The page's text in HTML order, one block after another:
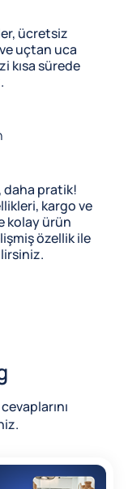
ücretsiz
uçtan uca
kısa sürede
daha pratik!
kargo ve
kolay ürün
özellik ile